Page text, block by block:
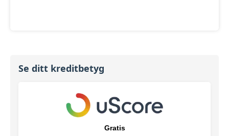
Se ditt kreditbetyg
Gratis